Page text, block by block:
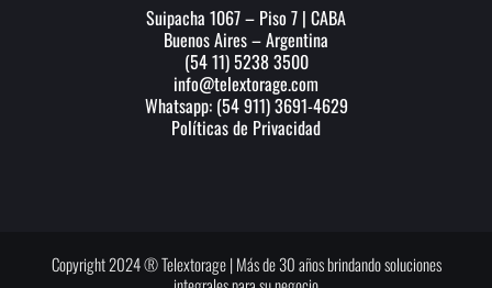
Suipacha 1067 – Piso 7 | CABA
Buenos Aires – Argentina
(54 11) 5238 3500
info@telextorage.com
Whatsapp: (54 911) 3691-4629
Políticas de Privacidad
Copyright 2024 ® Telextorage | Más de 30 años brindando soluciones